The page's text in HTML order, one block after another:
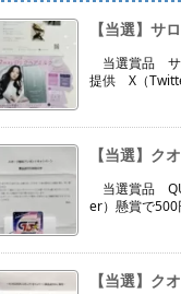
【当選】サ
当選賞品 サ
提供 X（
【当選】ク
当選賞品
er）懸賞で500
【当選】ク